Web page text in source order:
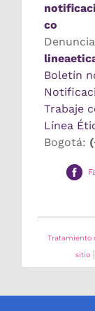
co
Boletín
Trabaje
Línea
Bogotá:
Tratamiento
sitio